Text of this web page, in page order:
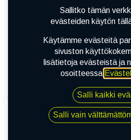
155/70R19 88Q
Sallitko tämän
evästeiden käytön
Käytämme evästeitä
sivuston
lisätietoja evästeistä ja
osoitteessa
Salli kaikki
Salli vain